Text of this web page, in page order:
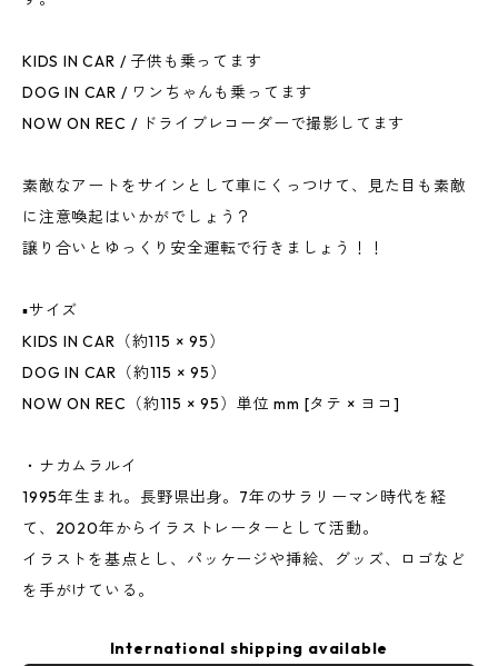
KIDS IN CAR / 子供も乗ってます
DOG IN CAR / ワンちゃんも乗ってます
NOW ON REC / ドライブレコーダーで撮影してます
素敵なアートをサインとして車にくっつけて、見た目も素敵
に注意喚起はいかがでしょう？
譲り合いとゆっくり安全運転で行きましょう！！
▪️サイズ
KIDS IN CAR（約115 × 95）
DOG IN CAR（約115 × 95）
NOW ON REC（約115 × 95）単位 mm [タテ × ヨコ]
・ナカムラルイ
1995年生まれ。長野県出身。7年のサラリーマン時代を経
て、2020年からイラストレーターとして活動。
イラストを基点とし、パッケージや挿絵、グッズ、ロゴなど
を手がけている。
International shipping available